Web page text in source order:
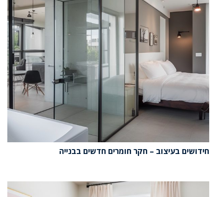
חידושים בעיצוב – חקר חומרים חדשים בבנייה